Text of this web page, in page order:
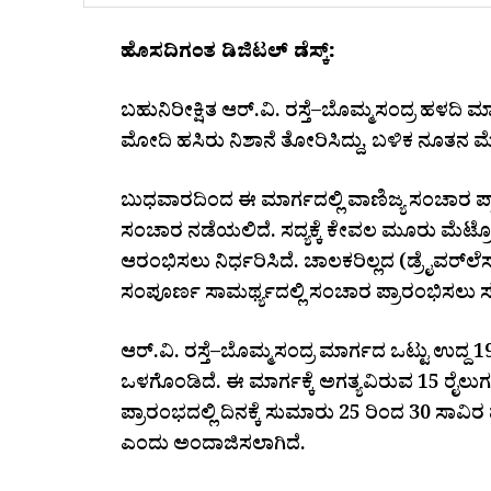
ಹೊಸದಿಗಂತ ಡಿಜಿಟಲ್ ಡೆಸ್ಕ್:
ಬಹುನಿರೀಕ್ಷಿತ ಆರ್‌.ವಿ. ರಸ್ತೆ–ಬೊಮ್ಮಸಂದ್ರ ಹಳದಿ
ಮೋದಿ ಹಸಿರು ನಿಶಾನೆ ತೋರಿಸಿದ್ದು, ಬಳಿಕ ನೂತನ
ಬುಧವಾರದಿಂದ ಈ ಮಾರ್ಗದಲ್ಲಿ ವಾಣಿಜ್ಯ ಸಂಚಾರ
ಸಂಚಾರ ನಡೆಯಲಿದೆ. ಸದ್ಯಕ್ಕೆ ಕೇವಲ ಮೂರು
ಆರಂಭಿಸಲು ನಿರ್ಧರಿಸಿದೆ. ಚಾಲಕರಿಲ್ಲದ
ಸಂಪೂರ್ಣ ಸಾಮರ್ಥ್ಯದಲ್ಲಿ ಸಂಚಾರ
ಆರ್‌.ವಿ. ರಸ್ತೆ–ಬೊಮ್ಮಸಂದ್ರ ಮಾರ್ಗದ ಒಟ್ಟು ಉದ್ದ
ಒಳಗೊಂಡಿದೆ. ಈ ಮಾರ್ಗಕ್ಕೆ ಅಗತ್ಯವಿರುವ 15
ಪ್ರಾರಂಭದಲ್ಲಿ ದಿನಕ್ಕೆ ಸುಮಾರು 25 ರಿಂದ 30
ಎಂದು ಅಂದಾಜಿಸಲಾಗಿದೆ.